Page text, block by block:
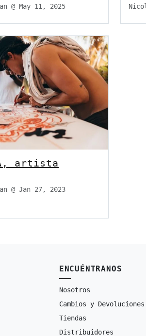
@May 11, 2025
artista
@Jan 27, 2023
ENCUÉNTRANOS
Nosotros
Cambios y Devoluciones
Tiendas
Distribuidores